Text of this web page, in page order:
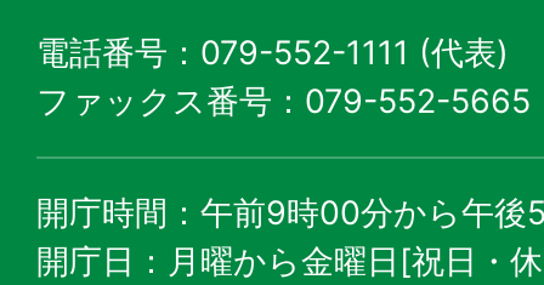
電話番号：079-552-1111 (代表)
ファックス番号：079-552-5665
開庁時間：午前9時00分から午後
開庁日：月曜から金曜日[祝日・